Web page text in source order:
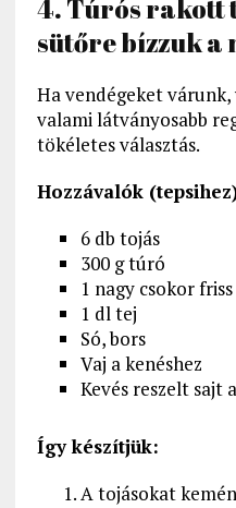
4. Túrós rakott
sütőre bízzuk a
Ha vendégeket várunk,
valami látványosabb
tökéletes választás.
Hozzávalók
6 db tojás
300 g túró
1 nagy csokor
1 dl tej
Só, bors
Vaj a kenéshez
Kevés reszelt sajt
Így készítjük:
A tojásokat